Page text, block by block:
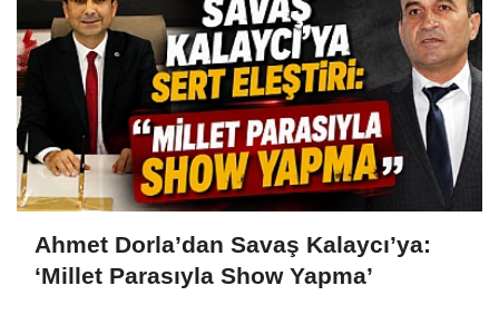
Ahmet Dorla’dan Savaş Kalaycı’ya:
‘Millet Parasıyla Show Yapma’